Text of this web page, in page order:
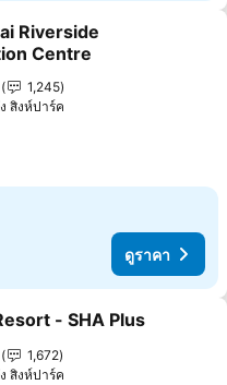
นรายการโปรด
Riverside
Centre
1,245
สิงห์ปาร์ค
ดูราคา
นรายการโปรด
- SHA Plus
1,672
สิงห์ปาร์ค